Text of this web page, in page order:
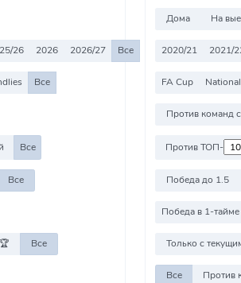
26 2026 2026/27 Все
Все
Все
Все
Все
Дома На
2020/21 2021/
FA Cup
Против команд с
Против ТОП-
Победа до 1.5
Победа в 1-тайме
Только с
Все